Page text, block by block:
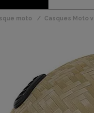
moto Casques Moto